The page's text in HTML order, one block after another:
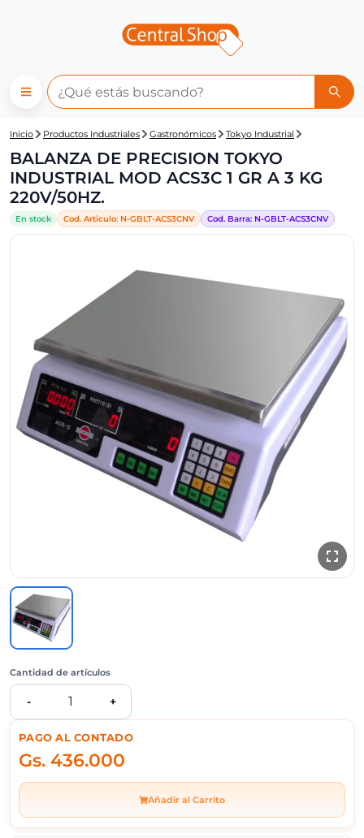
Central Shop: BALANZA DE
Inicio Productos Industriales Gastronómicos Tokyo Industrial
BALANZA DE PRECISION TOKYO
INDUSTRIAL MOD ACS3C 1 GR A 3 KG
220V/50HZ.
En stock Cod. Articulo: N-GBLT-ACS3CNV Cod. Barra: N-GBLT-ACS3CNV
PAGO AL CONTADO
Gs. 436.000
Añadir al Carrito
Cantidad de artículos
- 1 +